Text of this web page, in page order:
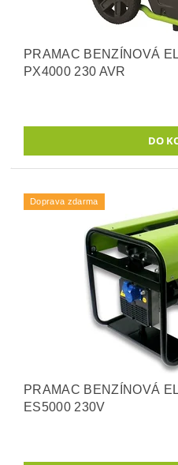
PRAMAC BENZÍNOVÁ
PX4000 230 AVR
Doprava zdarma
PRAMAC BENZÍNOVÁ
ES5000 230V